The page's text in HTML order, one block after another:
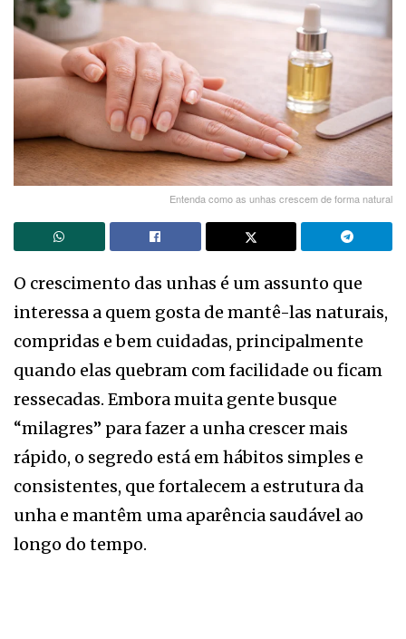
Entenda como as unhas crescem de forma natural
O crescimento das unhas é um assunto que
interessa a quem gosta de mantê-las naturais,
compridas e bem cuidadas, principalmente
quando elas quebram com facilidade ou ficam
ressecadas. Embora muita gente busque
“milagres” para fazer a unha crescer mais
rápido, o segredo está em hábitos simples e
consistentes, que fortalecem a estrutura da
unha e mantêm uma aparência saudável ao
longo do tempo.